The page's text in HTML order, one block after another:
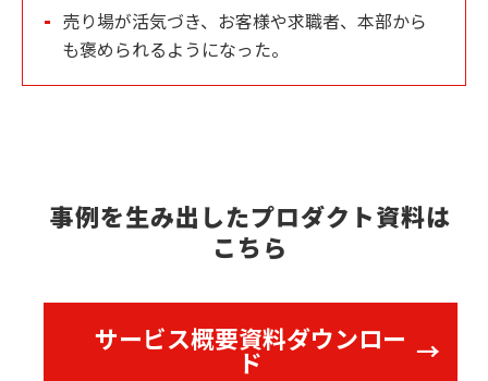
売り場が活気づき、お客様や求職者、本部から
も褒められるようになった。
事例を生み出したプロダクト資料は
こちら
サービス概要資料ダウンロー
ド